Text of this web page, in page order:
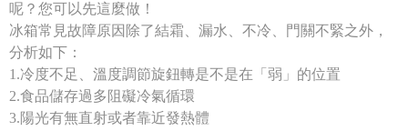
呢？您可以先這麼做！
冰箱常見故障原因除了結霜、漏水、不冷、門關不緊之外，
分析如下：
1.冷度不足、溫度調節旋鈕轉是不是在「弱」的位置
2.食品儲存過多阻礙冷氣循環
3.陽光有無直射或者靠近發熱體